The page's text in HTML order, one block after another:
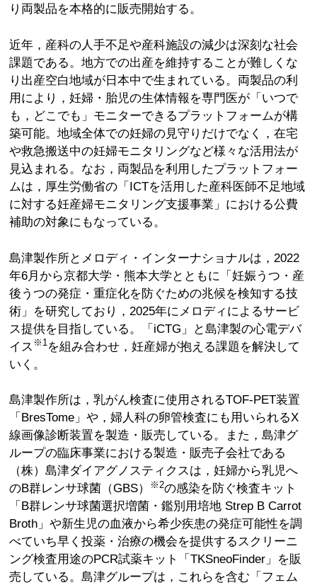
り両製品を本格的に販売開始する。
近年，産科の人手不足や産科施設の減少は深刻な社会
課題である。地方での出産を維持することが難しくな
り出産空白地域が日本中で生まれている。両製品の利
用により，妊婦・胎児の生体情報を専門医が「いつで
も，どこでも」モニターできるプラットフォームが構
築可能。地域全体での妊婦の見守りだけでなく，在宅
や救急搬送中の妊婦モニタリングなど様々な活用法が
見込まれる。なお，両製品を利用したプラットフォー
ムは，厚生労働省の「ICTを活用した産科医師不足地域
に対する妊産婦モニタリング支援事業」における公費
補助の対象にもなっている。
島津製作所とメロディ・インターナショナルは，2022
年6月から京都大学・熊本大学とともに「妊娠うつ・産
後うつの発症・重症化を防ぐための兆候を検知する技
術」を研究しており，2025年にメロディによるサービ
ス提供を目指している。「iCTG」と島津製の心電デバ
イス ※1を組み合わせ，妊産婦が抱える課題を解決して
いく。
島津製作所は，乳がん検査に使用されるTOF-PET装置
「BresTome」や，婦人科の卵管検査にも用いられるX
線画像診断装置を製造・販売している。また，島津グ
ループの臨床事業における製造・販売子会社である
（株）島津ダイアグノスティクスは，妊婦から乳児へ
のB群レンサ球菌（GBS）
※2の感染を防ぐ検査キット
「B群レンサ球菌選択増菌・鑑別用培地 Strep B Carrot
Broth」や新生児の血液から希少疾患の発症可能性を調
べていち早く投薬・治療の機会を提供するスクリーニ
ング検査用途のPCR試薬キット「TKSneoFinder」を販
売している。島津グループは，これらを含む「フェム